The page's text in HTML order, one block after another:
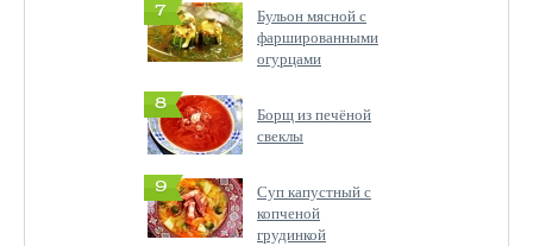
7
Бульон мясной с
фаршированными
огурцами
8
Борщ из печёной
свеклы
9
Суп капустный с
копченой
грудинкой